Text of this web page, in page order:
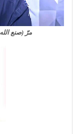
مرّ (صنع